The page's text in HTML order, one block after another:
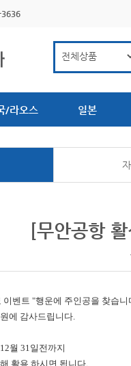
3636
/라오스 일본
[무안공항
이벤트 "행운에 주인공을 찾습니
에 감사드립니다.
월 31일전까지
활용 하시면 됩니다.